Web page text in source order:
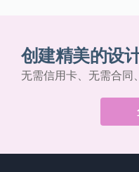
创建精美的设
无需信用卡、无需合同